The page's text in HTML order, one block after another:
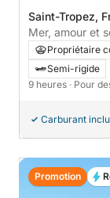
Saint-Tropez,
Mer, amour et
bord d'un
Propriétaire
Semi-rigide
9 heures · Pour
Carburant
Promotion